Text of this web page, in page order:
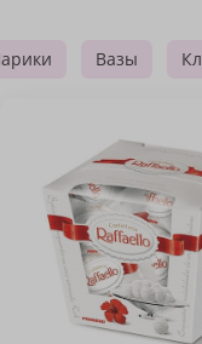
Вазы